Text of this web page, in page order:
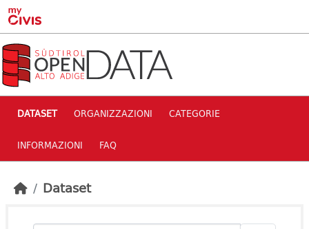
Skip to main content
DATASET ORGANIZZAZIONI CATEGORIE
INFORMAZIONI FAQ
Dataset